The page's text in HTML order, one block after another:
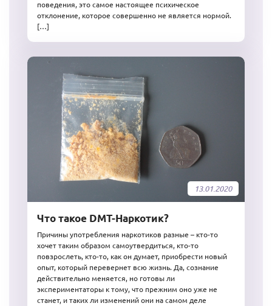
поведения, это самое настоящее психическое
отклонение, которое совершенно не является нормой.
[…]
13.01.2020
Что такое DMT-Наркотик?
Причины употребления наркотиков разные – кто-то
хочет таким образом самоутвердиться, кто-то
повзрослеть, кто-то, как он думает, приобрести новый
опыт, который перевернет всю жизнь. Да, сознание
действительно меняется, но готовы ли
экспериментаторы к тому, что прежним оно уже не
станет, и таких ли изменений они на самом деле